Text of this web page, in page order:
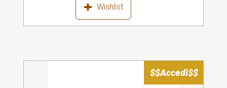
Wishlist
$$Accedi$$